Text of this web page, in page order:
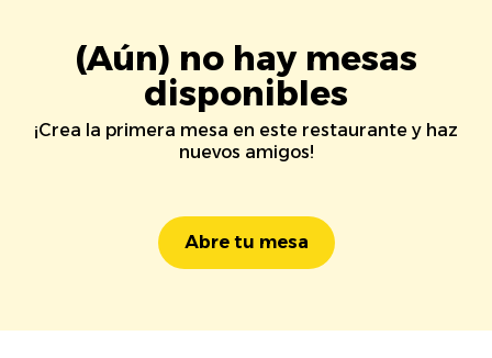
(Aún) no hay mesas
disponibles
¡Crea la primera mesa en este restaurante y haz
nuevos amigos!
Abre tu mesa